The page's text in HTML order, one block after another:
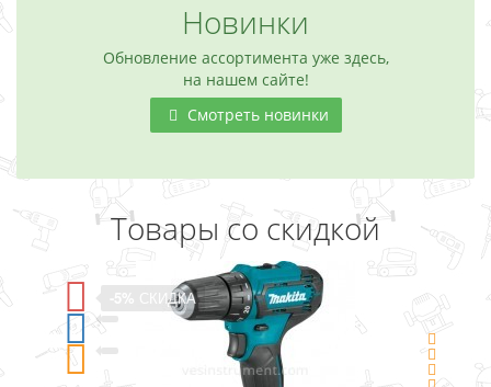
Новинки
Обновление ассортимента уже здесь,
на нашем сайте!
Смотреть новинки
Товары со скидкой
-5%СКИДКА